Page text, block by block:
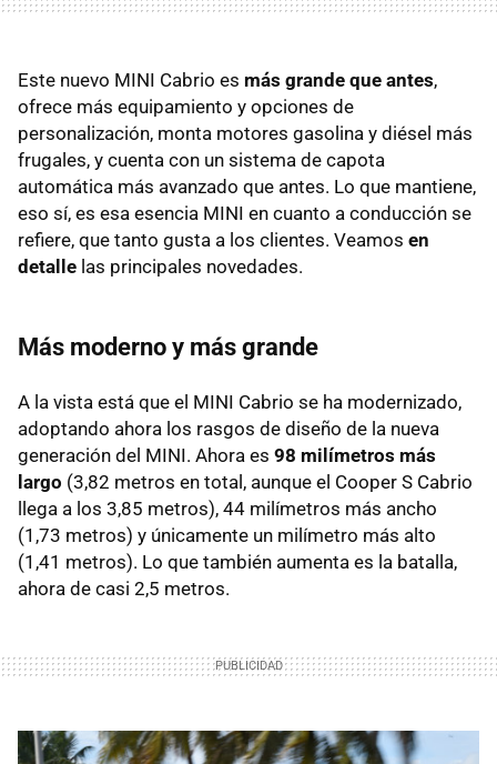
Este nuevo MINI Cabrio es más grande que antes,
ofrece más equipamiento y opciones de
personalización, monta motores gasolina y diésel más
frugales, y cuenta con un sistema de capota
automática más avanzado que antes. Lo que mantiene,
eso sí, es esa esencia MINI en cuanto a conducción se
refiere, que tanto gusta a los clientes. Veamos en
detalle las principales novedades.
Más moderno y más grande
A la vista está que el MINI Cabrio se ha modernizado,
adoptando ahora los rasgos de diseño de la nueva
generación del MINI. Ahora es 98 milímetros más
largo (3,82 metros en total, aunque el Cooper S Cabrio
llega a los 3,85 metros), 44 milímetros más ancho
(1,73 metros) y únicamente un milímetro más alto
(1,41 metros). Lo que también aumenta es la batalla,
ahora de casi 2,5 metros.